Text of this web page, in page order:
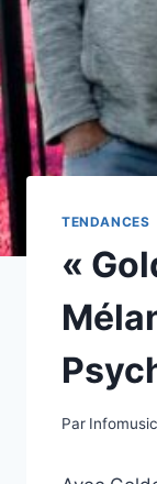
TENDANCES
«
Par